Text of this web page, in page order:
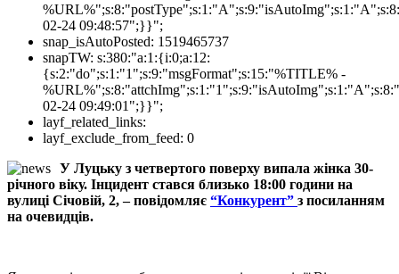
02-24 09:48:57";}}";
snap_isAutoPosted: 1519465737
snapTW: s:380:"a:1:{i:0;a:12:
{s:2:"do";s:1:"1";s:9:"msgFormat";s:15:"%TITLE% -
02-24 09:49:01";}}";
layf_related_links:
layf_exclude_from_feed: 0
У Луцьку з четвертого поверху випала жінка 30-
річного віку. Інцидент стався близько 18:00 години на
вулиці Січовій, 2, – повідомляє “Конкурент” з посиланням
на очевидців.